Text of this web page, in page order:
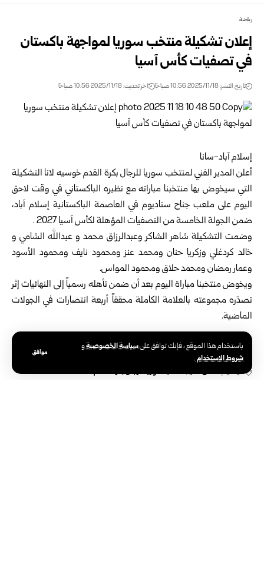
باستخدام هذا الموقع ، فإنك توافق علىسياسة الخصوصيةو
شروط الاستخدام.
موافق
رياضة
إعلان تشكيلة منتخب سوريا لمواجهة باكستان
في تصفيات كأس آسيا
تاريخ النشر: 2025/11/18 10:56 صباحًا اخر تحديث: 2025/11/18 10:56 صباحًا
إسلام آباد-سانا
أعلن المدير الفني لمنتخب سوريا للرجال بكرة القدم خوسيه لانا التشكيلة
التي سيخوض بها منتخبنا مباراته مع نظيره الباكستاني في وقت لاحق
اليوم على ملعب جناح ستاديوم في العاصمة الباكستانية إسلام آباد،
ضمن الجولة الخامسة من التصفيات المؤهلة لكأس آسيا 2027 .
وضمت التشكيلة شاهر الشاكر وعبدالرزاق محمد و عبدالله الشامي و
خالد كردغلي وزكريا حنان ومحمد عنز ومحمود نايف ومحمود الأسود
وعمار رمضان ومحمد حلاق ومحمود المواس.
ويخوض منتخبنا مباراة اليوم بعد أن ضمن تأهله رسمياً إلى النهائيات إثر
تصدّره مجموعته بالعلامة الكاملة محققاً أربعة انتصارات في الجولات
الماضية.
الوسوم:كأس آسيا منتخب سوريا للرجال بكرة القدم